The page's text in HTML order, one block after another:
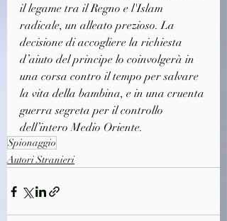
il legame tra il Regno e l'Islam
radicale, un alleato prezioso. La
decisione di accogliere la richiesta
d’aiuto del principe lo coinvolgerà in
una corsa contro il tempo per salvare
la vita della bambina, e in una cruenta
guerra segreta per il controllo
dell’intero Medio Oriente.
Spionaggio
Autori Stranieri